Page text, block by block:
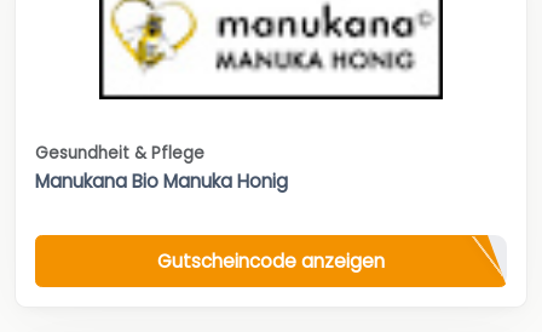
Gesundheit & Pflege
Manukana Bio Manuka Honig
Gutscheincode anzeigen